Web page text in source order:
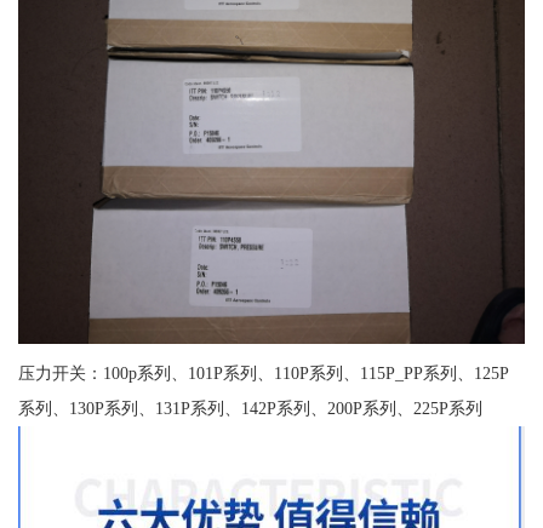
压力开关：100p系列、101P系列、110P系列、115P_PP系列、125P
系列、130P系列、131P系列、142P系列、200P系列、225P系列